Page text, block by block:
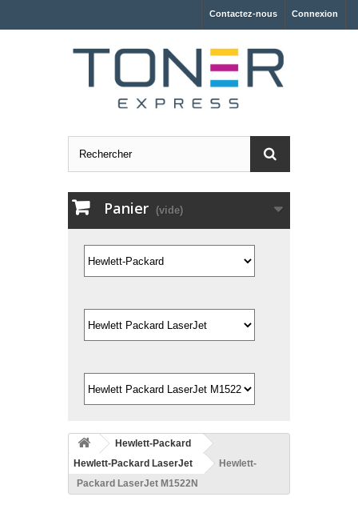
Connexion
Contactez-nous
Panier (vide)
Hewlett-Packard
Hewlett-Packard LaserJet
Hewlett-
Packard LaserJet M1522N